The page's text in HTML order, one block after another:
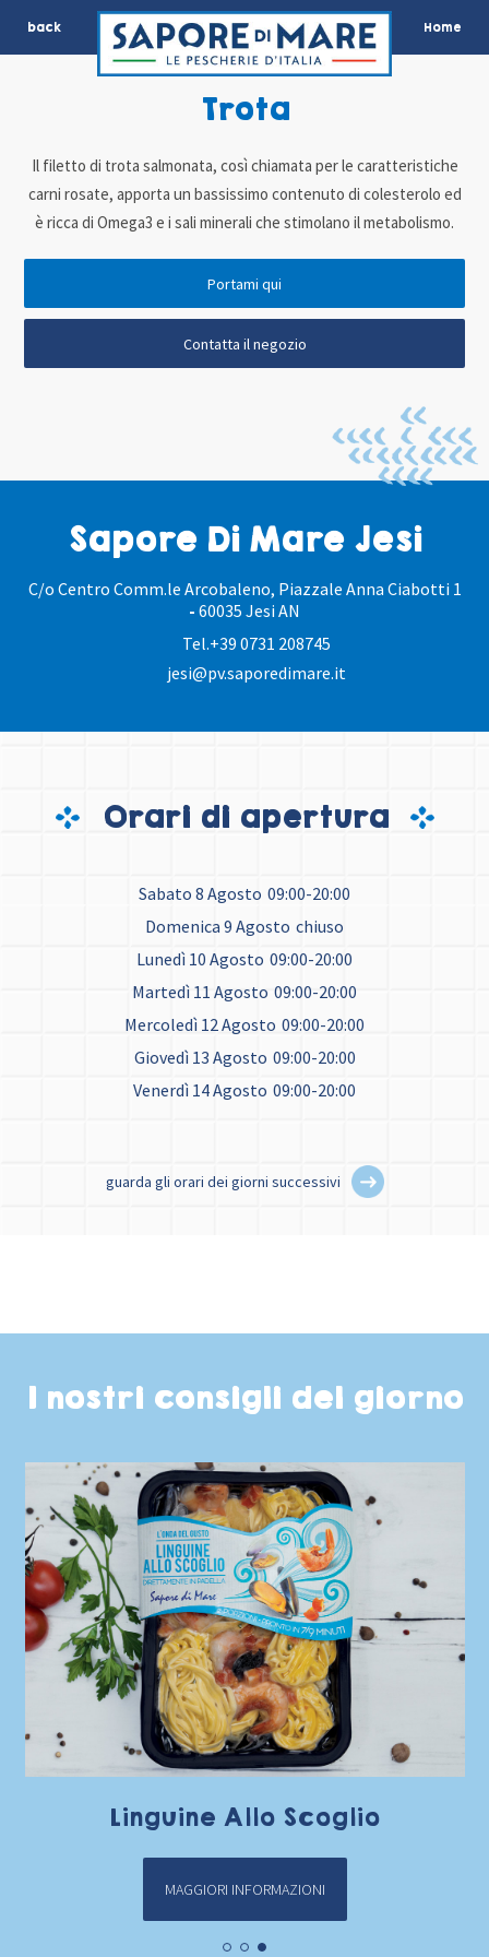
back Home
Sapore Di Mare Jesi
C/o Centro Comm.le Arcobaleno, Piazzale Anna Ciabotti 1
- 60035 Jesi AN
Tel.+39 0731 208745
jesi@pv.saporedimare.it
Trota
Il filetto di trota salmonata, così chiamata per le caratteristiche
carni rosate, apporta un bassissimo contenuto di colesterolo ed
è ricca di Omega3 e i sali minerali che stimolano il metabolismo.
Portami qui
Contatta il negozio
Orari di apertura
Sabato 8 Agosto 09:00-20:00
Domenica 9 Agosto chiuso
Lunedì 10 Agosto 09:00-20:00
Martedì 11 Agosto 09:00-20:00
Mercoledì 12 Agosto 09:00-20:00
Giovedì 13 Agosto 09:00-20:00
Venerdì 14 Agosto 09:00-20:00
guarda gli orari dei giorni successivi
I nostri consigli del giorno
Linguine Allo Scoglio
MAGGIORI INFORMAZIONI